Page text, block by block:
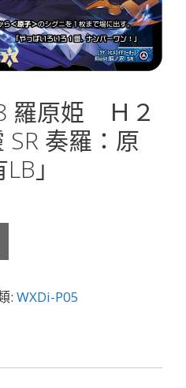
羅原姫 Ｈ２
SR 奏羅：原
」
: WXDi-P05